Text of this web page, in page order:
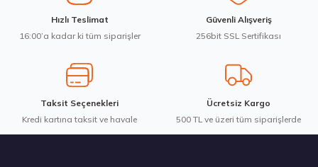
Ürün fiyatı diğer sitelerden daha pahalı.
Bu ürüne benzer farklı alternatifler olmalı.
Waterfall 215/50R17 95W XL Unique UHP Yaz 2026
Hızlı Teslimat
16:00’a kadar ki tüm siparişler
Güvenli Alışveriş
256bit SSL Sertifikası
Taksit Seçenekleri
Kredi kartına taksit ve havale
Ücretsiz Kargo
500 TL ve üzeri tüm siparişlerde